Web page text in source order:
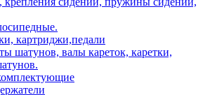
картриджи,педали
шатунов, валы кареток, каретки,